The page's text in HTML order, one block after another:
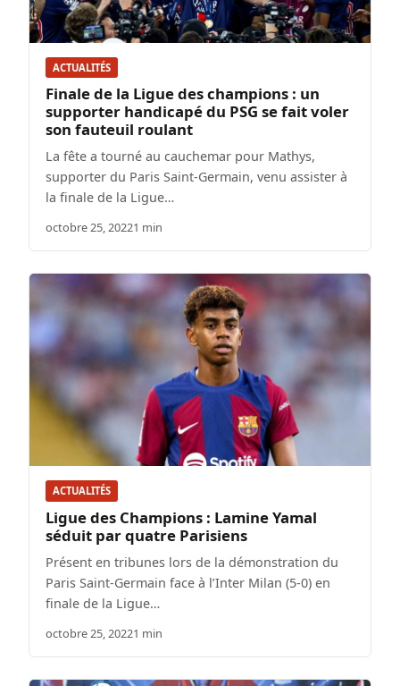
ACTUALITÉS
Finale de la Ligue des champions : un
supporter handicapé du PSG se fait voler
son fauteuil roulant
La fête a tourné au cauchemar pour Mathys,
supporter du Paris Saint-Germain, venu assister à
la finale de la Ligue…
octobre 25, 20221 min
ACTUALITÉS
Ligue des Champions : Lamine Yamal
séduit par quatre Parisiens
Présent en tribunes lors de la démonstration du
Paris Saint-Germain face à l’Inter Milan (5-0) en
finale de la Ligue…
octobre 25, 20221 min